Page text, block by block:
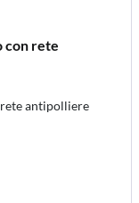
con rete
antipolliere